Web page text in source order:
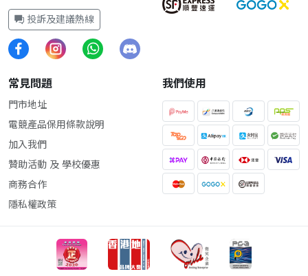
投訴及建議熱線
常見問題
門市地址
電競產品保用條款說明
加入我們
贊助活動 及 學校優惠
商務合作
隱私權政策
我們使用